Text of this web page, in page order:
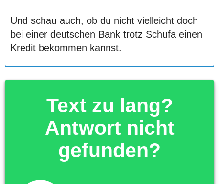
Und schau auch, ob du nicht vielleicht doch
bei einer deutschen Bank trotz Schufa einen
Kredit bekommen kannst.
Text zu lang?
Antwort nicht
gefunden?